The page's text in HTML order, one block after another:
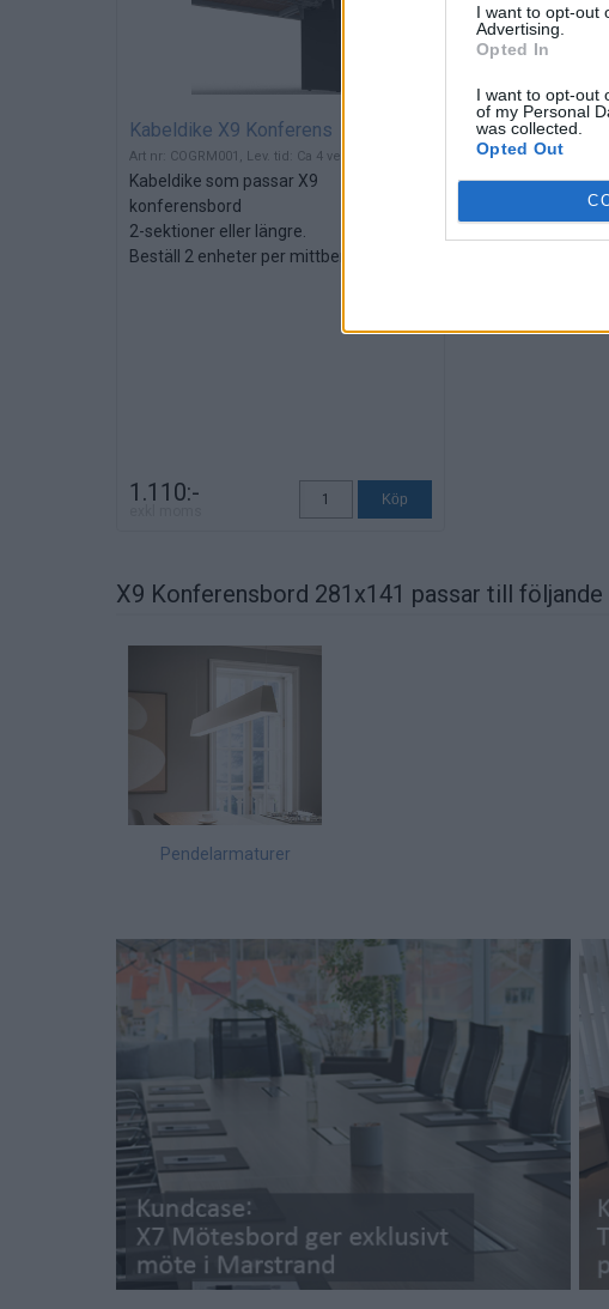
I want to opt-out
Advertising.
Opted In
I want to opt-out
of my Personal
was collected.
Opted Out
Kabeldike X9 Konferens
Art nr: COGRM001, Lev. tid: Ca 4 veckor
Kabeldike som passar X9
konferensbord
2-sektioner eller längre.
Beställ 2 enheter per mittben.
1.110:-
X9 Konferensbord 281x141 passar till
Pendelarmaturer